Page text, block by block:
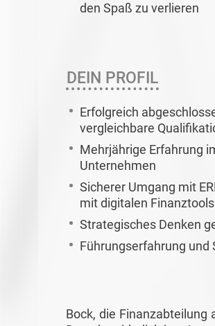
den Spaß zu verlieren
DEIN PROFIL
Erfolgreich
vergleichbare
Mehrjährige Erfahrung
Unternehmen
Sicherer Umgang mit
mit digitalen Finanztools
Strategisches Denken
Führungserfahrung und
Bock, die